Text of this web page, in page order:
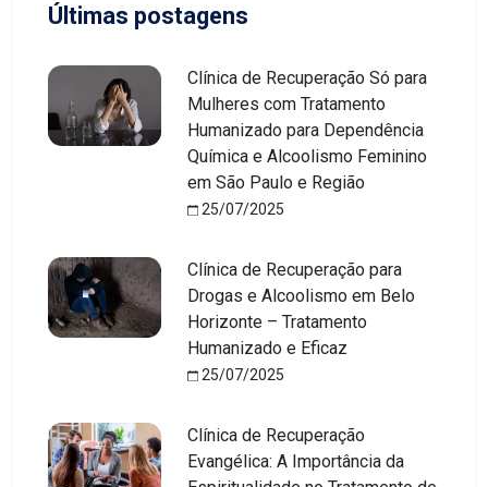
Últimas postagens
Clínica de Recuperação Só para
Mulheres com Tratamento
Humanizado para Dependência
Química e Alcoolismo Feminino
em São Paulo e Região
25/07/2025
Clínica de Recuperação para
Drogas e Alcoolismo em Belo
Horizonte – Tratamento
Humanizado e Eficaz
25/07/2025
Clínica de Recuperação
Evangélica: A Importância da